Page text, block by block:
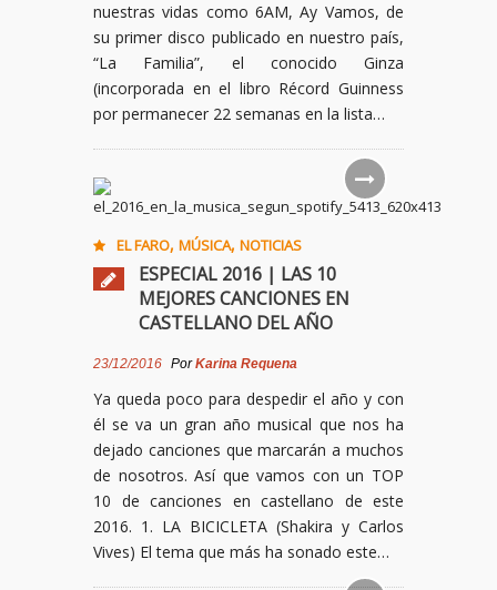
nuestras vidas como 6AM, Ay Vamos, de
su primer disco publicado en nuestro país,
“La Familia”, el conocido Ginza
(incorporada en el libro Récord Guinness
por permanecer 22 semanas en la lista…
EL FARO, MÚSICA, NOTICIAS
ESPECIAL 2016 | LAS 10
MEJORES CANCIONES EN
CASTELLANO DEL AÑO
23/12/2016 PorKarina Requena
Ya queda poco para despedir el año y con
él se va un gran año musical que nos ha
dejado canciones que marcarán a muchos
de nosotros. Así que vamos con un TOP
10 de canciones en castellano de este
2016. 1. LA BICICLETA (Shakira y Carlos
Vives) El tema que más ha sonado este…